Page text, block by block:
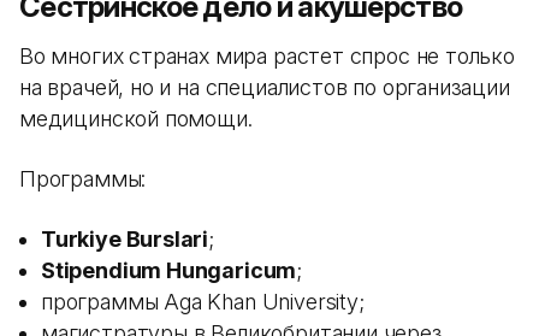
Во многих странах мира растет спрос не только
на врачей, но и на специалистов по организации
медицинской помощи.
Программы:
Turkiye Burslari;
Stipendium Hungaricum;
программы Aga Khan University;